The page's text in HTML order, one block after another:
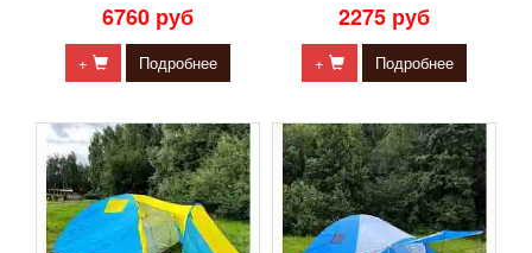
6760 руб
+ Подробнее
2275 руб
+ Подробнее